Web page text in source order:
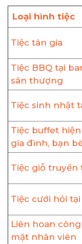
Loại hình tiệc
Tiệc tân gia
Tiệc BBQ tại
sân thượng
Tiệc sinh nhật
Tiệc buffet
gia đình, bạn
Tiệc giỗ truyền
Tiệc cưới hỏi
Liên hoan
mặt nhân viên